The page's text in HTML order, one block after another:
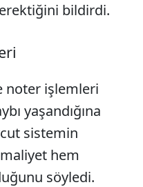
bildirdi.
Sesi Aç
noter işlemleri
yaşandığına
sistemin
hem
söyledi.